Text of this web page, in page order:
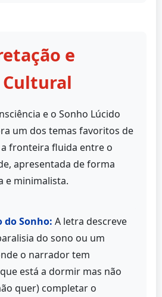
e
e o Sonho Lúcido
um dos temas favoritos de
a fronteira fluida entre o
apresentada de forma
e minimalista.
do Sonho: A letra descreve
do sono ou um
o narrador tem
está a dormir mas não
quer) completar o